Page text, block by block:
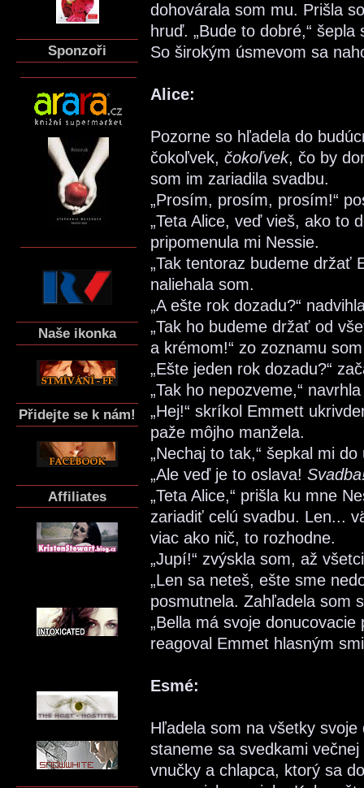
Sponzoři
Naše ikonka
Přidejte se k nám!
Affiliates
dohovárala som mu. Prišla
hruď. „Bude to dobré,“
So širokým úsmevom sa
Alice:
Pozorne so hľadela do
čokoľvek, čokoľvek, čo by
som im zariadila svadbu.
„Prosím, prosím, prosím!“
„Teta Alice, veď vieš, ako to
pripomenula mi Nessie.
„Tak tentoraz budeme držať
naliehala som.
„A ešte rok dozadu?“
„Tak ho budeme držať od
a krémom!“ zo zoznamu
„Ešte jeden rok dozadu?“
„Tak ho nepozveme,“
„Hej!“ skríkol Emmett
paže môjho manžela.
„Nechaj to tak,“ šepkal mi do
„Ale veď je to oslava! Svadba
„Teta Alice,“ prišla ku mne
zariadiť celú svadbu. Len...
viac ako nič, to rozhodne.
„Jupí!“ zvýskla som, až
„Len sa neteš, ešte sme
posmutnela. Zahľadela som
„Bella má svoje
reagoval Emmet hlasným
Esmé:
Hľadela som na všetky
staneme sa svedkami
vnučky a chlapca, ktorý sa